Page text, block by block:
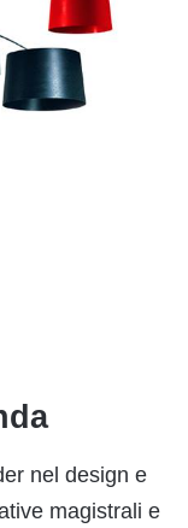
nel design e
magistrali e